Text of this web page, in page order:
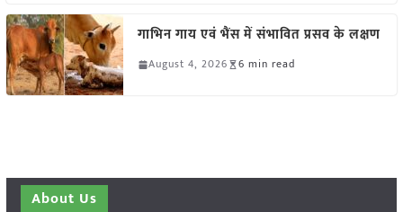
गाभिन गाय एवं भैंस में संभावित प्रसव के लक्षण
August 4, 2026 6 min read
About Us